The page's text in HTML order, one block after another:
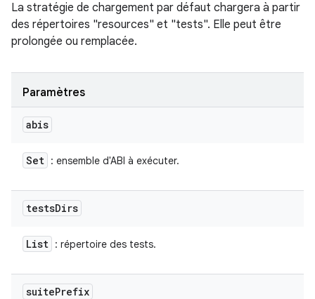
La stratégie de chargement par défaut chargera à partir
des répertoires "resources" et "tests". Elle peut être
prolongée ou remplacée.
Paramètres
abis
Set : ensemble d'ABI à exécuter.
testsDirs
List : répertoire des tests.
suitePrefix